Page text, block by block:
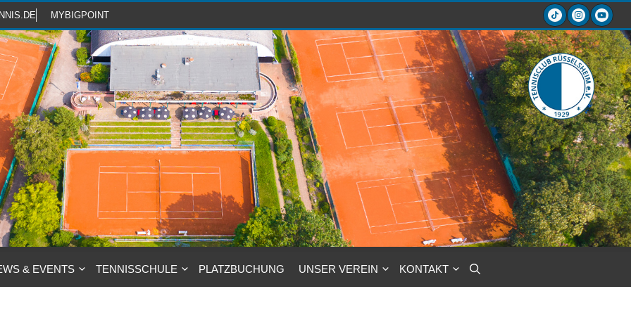
MYBIGPOINT
& EVENTS TENNISSCHULE PLATZBUCHUNG UNSER VEREIN KONTAKT